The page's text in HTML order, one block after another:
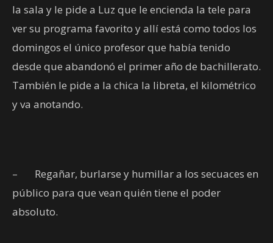
la sala y le pide a Luz que le encienda la tele para
ver su programa favorito y allí está como todos los
domingos el único profesor que había tenido
desde que abandonó el primer año de bachillerato.
También le pide a la chica la libreta, el kilométrico
y va anotando.
–
Regañar, burlarse y humillar a los secuaces en
público para que vean quién tiene el poder
absoluto.